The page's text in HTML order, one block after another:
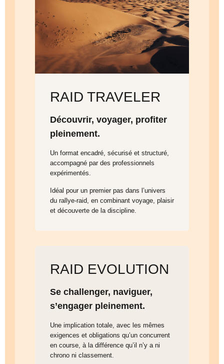
RAID TRAVELER
Découvrir, voyager, profiter
pleinement.
Un format encadré, sécurisé et structuré,
accompagné par des professionnels
expérimentés.
Idéal pour un premier pas dans l’univers
du rallye-raid, en combinant voyage, plaisir
et découverte de la discipline.
RAID EVOLUTION
Se challenger, naviguer,
s’engager pleinement.
Une implication totale, avec les mêmes
exigences et obligations qu’un concurrent
en course, à la différence qu’il n’y a ni
chrono ni classement.